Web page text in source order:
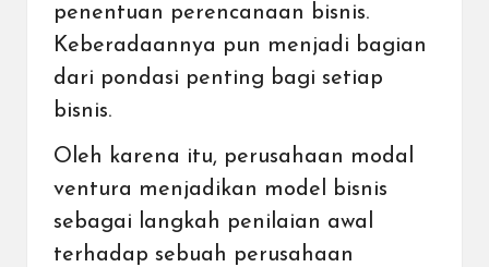
penentuan perencanaan bisnis.
Keberadaannya pun menjadi bagian
dari pondasi penting bagi setiap
bisnis.
Oleh karena itu, perusahaan modal
ventura menjadikan model bisnis
sebagai langkah penilaian awal
terhadap sebuah perusahaan